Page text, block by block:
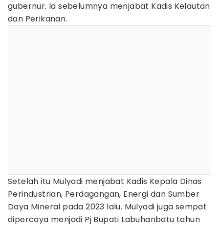
gubernur. Ia sebelumnya menjabat Kadis Kelautan
dan Perikanan.
Setelah itu Mulyadi menjabat Kadis Kepala Dinas
Perindustrian, Perdagangan, Energi dan Sumber
Daya Mineral pada 2023 lalu. Mulyadi juga sempat
dipercaya menjadi Pj Bupati Labuhanbatu tahun